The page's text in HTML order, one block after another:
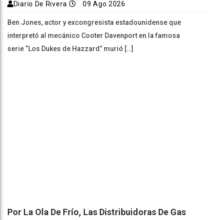
Diario De Rivera 09 Ago 2026
Ben Jones, actor y excongresista estadounidense que
interpretó al mecánico Cooter Davenport en la famosa
serie “Los Dukes de Hazzard” murió […]
Por La Ola De Frío, Las Distribuidoras De Gas